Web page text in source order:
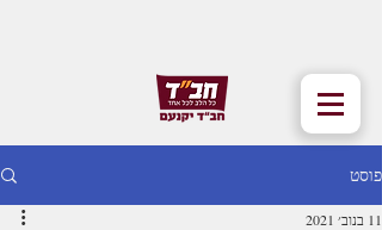
פוסט
11 בנוב׳ 2021